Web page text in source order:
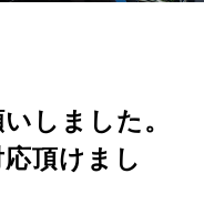
しました。
頂けまし